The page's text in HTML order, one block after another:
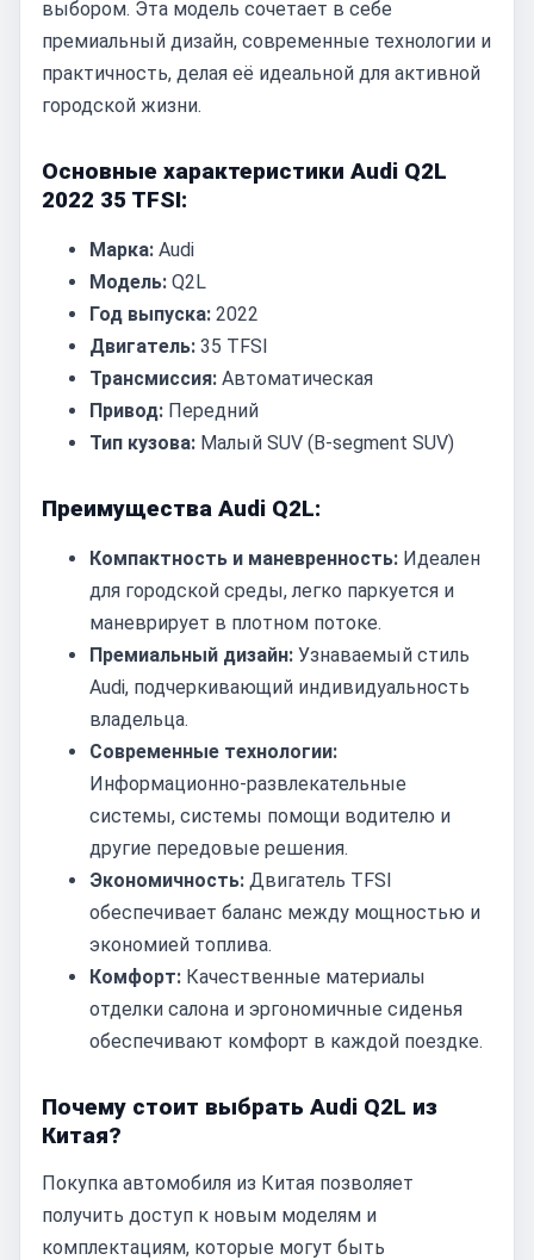
выбором. Эта модель сочетает в себе
премиальный дизайн, современные технологии и
практичность, делая её идеальной для активной
городской жизни.
Основные характеристики Audi Q2L
2022 35 TFSI:
Марка: Audi
Модель: Q2L
Год выпуска: 2022
Двигатель: 35 TFSI
Трансмиссия: Автоматическая
Привод: Передний
Тип кузова: Малый SUV (B-segment SUV)
Преимущества Audi Q2L:
Компактность и маневренность: Идеален
для городской среды, легко паркуется и
маневрирует в плотном потоке.
Премиальный дизайн: Узнаваемый стиль
Audi, подчеркивающий индивидуальность
владельца.
Современные технологии:
Информационно-развлекательные
системы, системы помощи водителю и
другие передовые решения.
Экономичность: Двигатель TFSI
обеспечивает баланс между мощностью и
экономией топлива.
Комфорт: Качественные материалы
отделки салона и эргономичные сиденья
обеспечивают комфорт в каждой поездке.
Почему стоит выбрать Audi Q2L из
Китая?
Покупка автомобиля из Китая позволяет
получить доступ к новым моделям и
комплектациям, которые могут быть